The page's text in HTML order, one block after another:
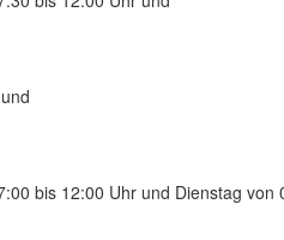
bis 12:00 Uhr und Dienstag von